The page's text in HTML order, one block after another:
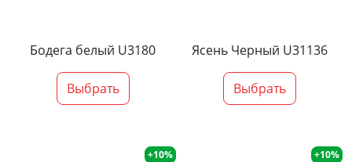
Бодега белый U3180
Выбрать
Ясень Черный U31136
Выбрать
+10% +10%